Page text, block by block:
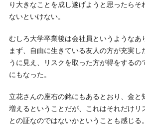
り大きなことを成し遂げようと思ったらそ
ないといけない。
むしろ大学卒業後は会社員というようなあ
まず、自由に生きている友人の方が充実し
うに見え、リスクを取った方が得をするの
にもなった。
立花さんの座右の銘にもあるとおり、金と
増えるということだが、これはそれだけリ
との証なのではないかということも感じる。